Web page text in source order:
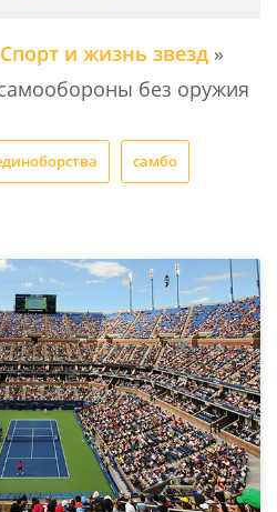
Спорт и жизнь звезд »
без оружия
самбо